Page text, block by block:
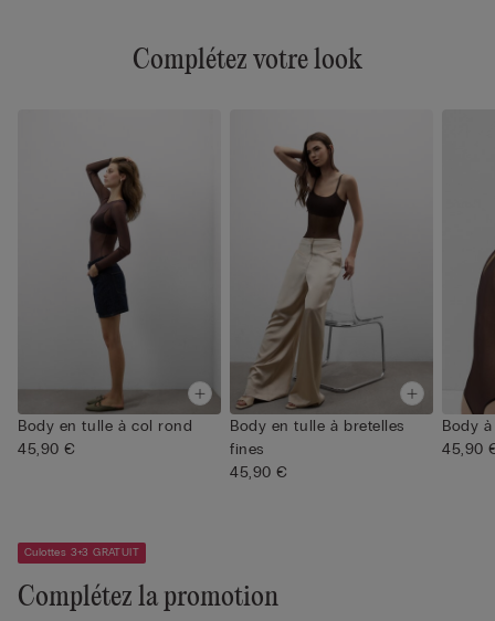
Complétez votre look
Body en tulle à col rond
45,90 €
Body en tulle à bretelles
fines
45,90 €
Body
45,90
Culottes 3+3 GRATUIT
Complétez la promotion